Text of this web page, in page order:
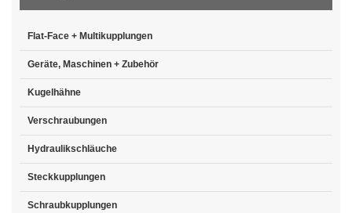
Flat-Face + Multikupplungen
Geräte, Maschinen + Zubehör
Kugelhähne
Verschraubungen
Hydraulikschläuche
Steckkupplungen
Schraubkupplungen